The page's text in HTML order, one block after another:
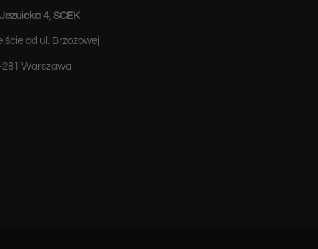
4, SCEK
od ul. Brzozowej
281 Warszawa